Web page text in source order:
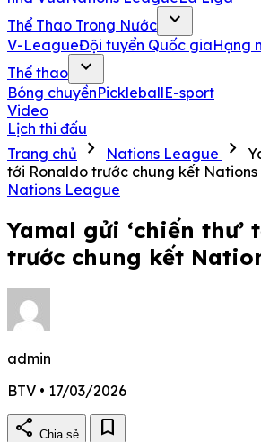
Thể Thao Trong Nước
expand_more
V-LeagueĐội tuyển Quốc giaHạng
Thể thao
expand_more
Bóng chuyềnPickleballE-sport
Video
Lịch thi đấu
Trang chủ
chevron_right Nations League chevron_right
tới Ronaldo trước chung kết
Nations League
Yamal gửi ‘chiến thư’
trước chung kết
admin
BTV • 17/03/2026
share Chia sẻ bookmark